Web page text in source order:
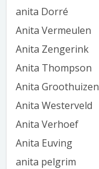
anita Dorré
Anita Vermeulen
Anita Zengerink
Anita Thompson
Anita Groothuizen
Anita Westerveld
Anita Verhoef
Anita Euving
anita pelgrim